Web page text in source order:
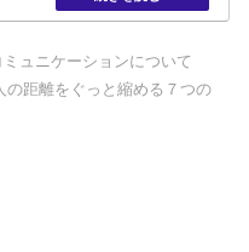
ュニケーションについて
の距離をぐっと縮める７つの